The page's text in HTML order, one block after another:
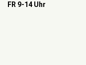
FR 9-14 Uhr